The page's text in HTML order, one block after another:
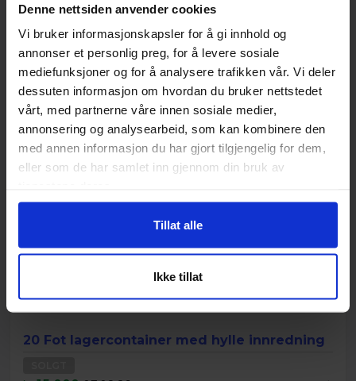
Denne nettsiden anvender cookies
Vi bruker informasjonskapsler for å gi innhold og
annonser et personlig preg, for å levere sosiale
mediefunksjoner og for å analysere trafikken vår. Vi deler
dessuten informasjon om hvordan du bruker nettstedet
vårt, med partnerne våre innen sosiale medier,
annonsering og analysearbeid, som kan kombinere den
med annen informasjon du har gjort tilgjengelig for dem,
eller som de har samlet inn gjennom din bruk av
Tillat alle
Ikke tillat
Nylig solgt
20 Fot lagercontainer med hylle innredning